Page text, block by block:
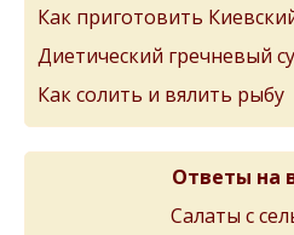
Как приготовить
Диетический гречневый
Как солить и вялить рыбу
Ответы на
Салаты с